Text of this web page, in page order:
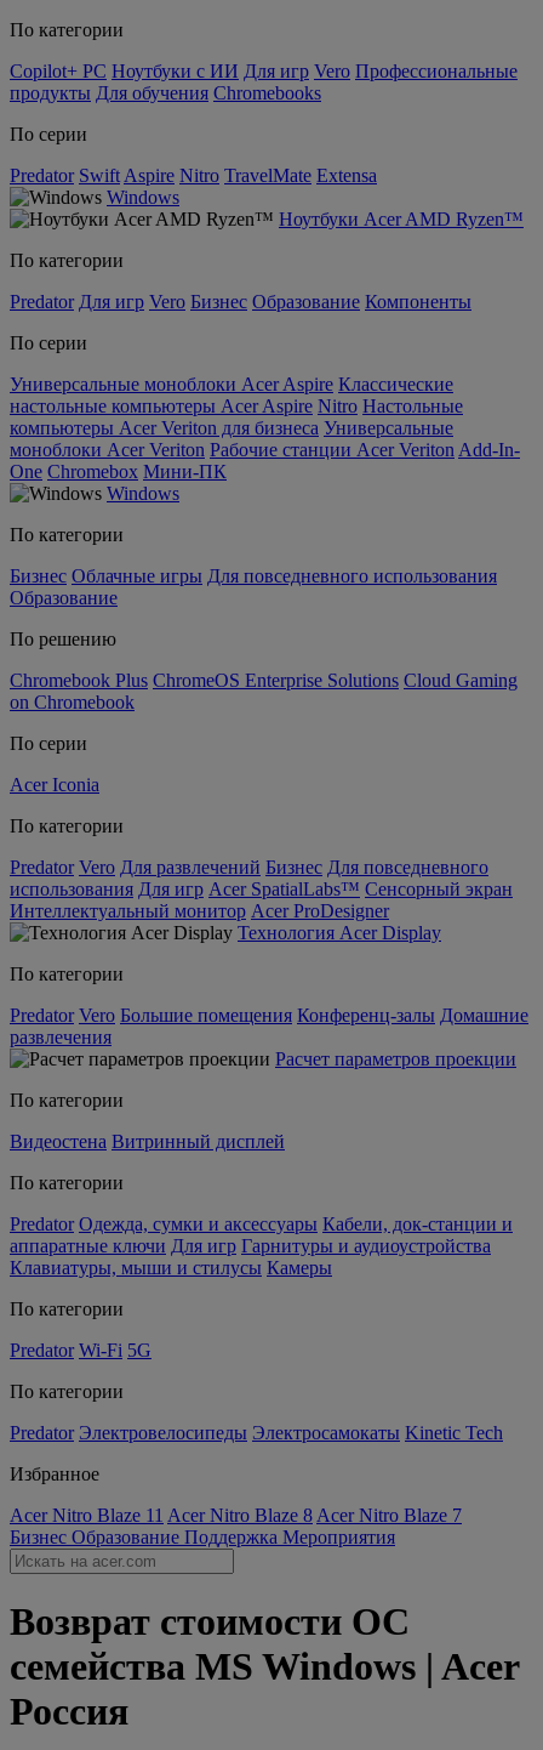
По категории
Copilot+ PC Ноутбуки с ИИ Для игр Vero Профессиональные
продукты Для обучения Chromebooks
По серии
Predator Swift Aspire Nitro TravelMate Extensa
Windows
Ноутбуки Acer AMD Ryzen™
По категории
Predator Для игр Vero Бизнес Образование Компоненты
По серии
Универсальные моноблоки Acer Aspire Классические
настольные компьютеры Acer Aspire Nitro Настольные
компьютеры Acer Veriton для бизнеса Универсальные
моноблоки Acer Veriton Рабочие станции Acer Veriton Add-In-
One Chromebox Мини-ПК
Windows
По категории
Бизнес Облачные игры Для повседневного использования
Образование
По решению
Chromebook Plus ChromeOS Enterprise Solutions Cloud Gaming
on Chromebook
По серии
Acer Iconia
По категории
Predator Vero Для развлечений Бизнес Для повседневного
использования Для игр Acer SpatialLabs™ Сенсорный экран
Интеллектуальный монитор Acer ProDesigner
Технология Acer Display
По категории
Predator Vero Большие помещения Конференц-залы Домашние
развлечения
Расчет параметров проекции
По категории
Видеостена Витринный дисплей
По категории
Predator Одежда, сумки и аксессуары Кабели, док-станции и
аппаратные ключи Для игр Гарнитуры и аудиоустройства
Клавиатуры, мыши и стилусы Камеры
По категории
Predator Wi-Fi 5G
По категории
Predator Электровелосипеды Электросамокаты Kinetic Tech
Избранное
Acer Nitro Blaze 11 Acer Nitro Blaze 8 Acer Nitro Blaze 7
Бизнес Образование Поддержка Мероприятия
Возврат стоимости ОС
семейства MS Windows | Acer
Россия